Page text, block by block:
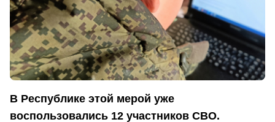
В Республике этой мерой уже
воспользовались 12 участников СВО.